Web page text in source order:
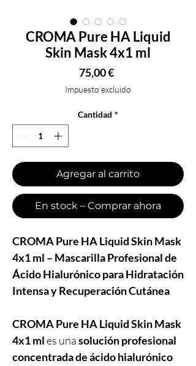
CROMA Pure HA Liquid
Skin Mask 4x1 ml
75,00 €Precio
Impuesto excluido
Cantidad *
Agregar al carrito
En stock – Comprar ahora
CROMA Pure HA Liquid Skin Mask
4x1 ml – Mascarilla Profesional de
Ácido Hialurónico para Hidratación
Intensa y Recuperación Cutánea
CROMA Pure HA Liquid Skin Mask
4x1 mles unasolución profesional
concentrada de ácido hialurónico